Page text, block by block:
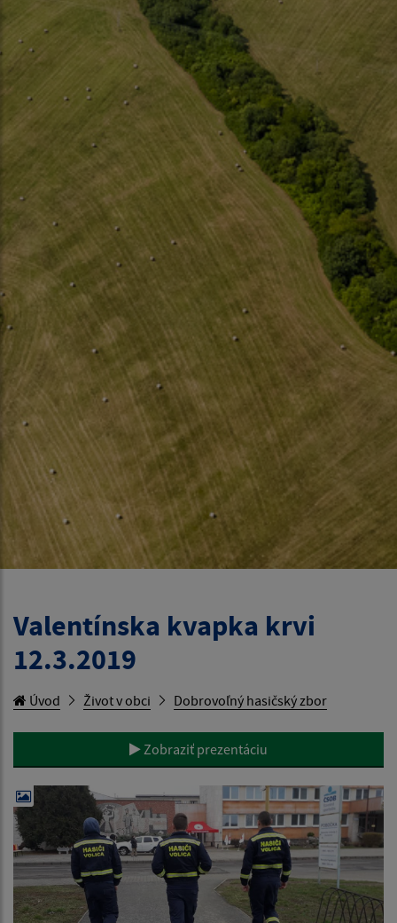
Valentínska kvapka krvi
12.3.2019
Úvod Život v obci Dobrovoľný hasičský zbor
Zobraziť prezentáciu